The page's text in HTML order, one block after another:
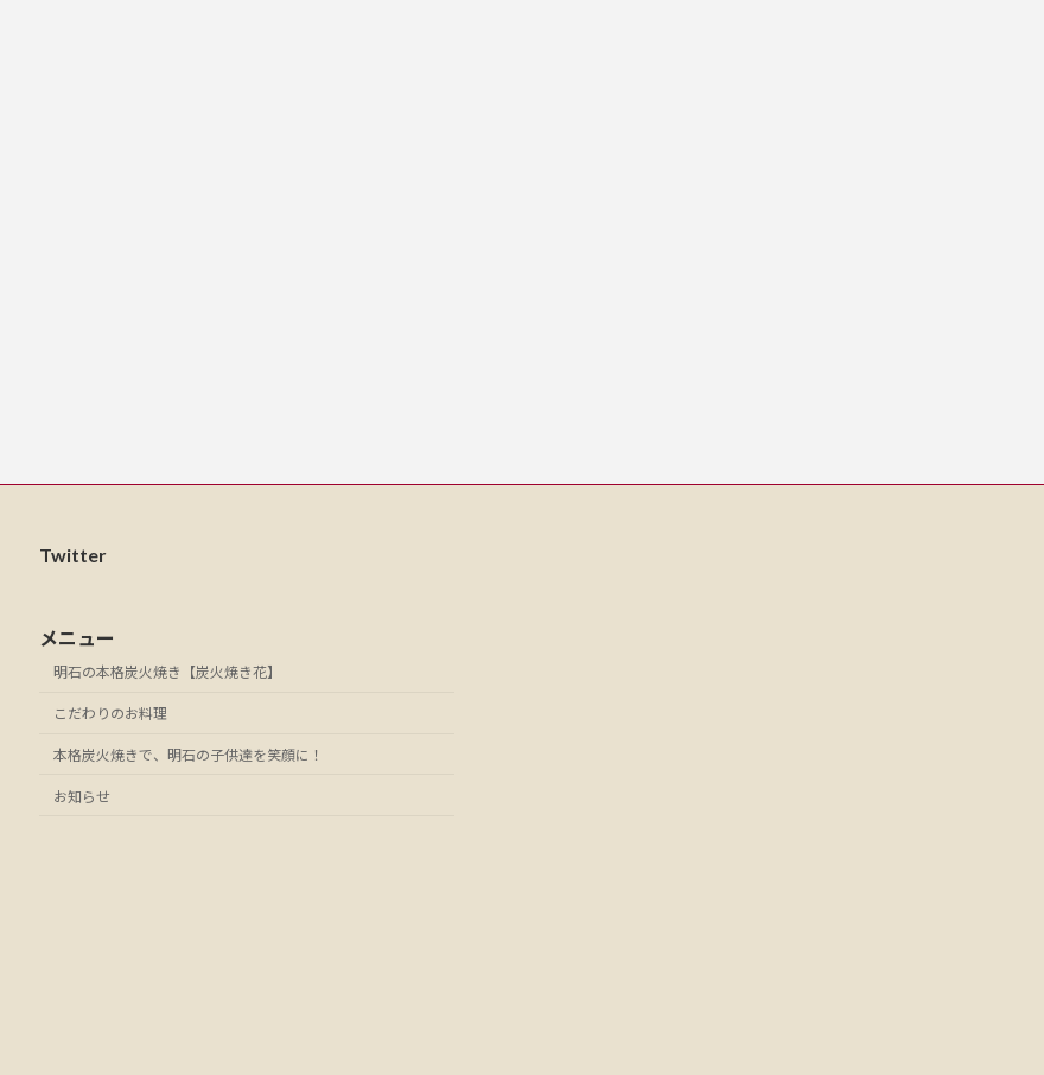
Twitter
メニュー
明石の本格炭火焼き【炭火焼き花】
こだわりのお料理
本格炭火焼きで、明石の子供達を笑顔に！
お知らせ